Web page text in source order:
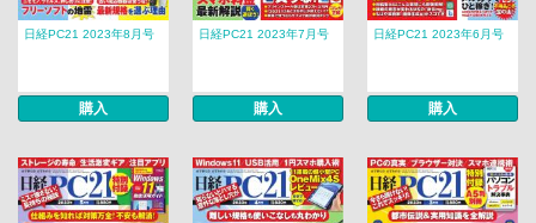
日経PC21 2023年8月号
購入
日経PC21 2023年7月号
購入
日経PC21 2023年6月号
購入